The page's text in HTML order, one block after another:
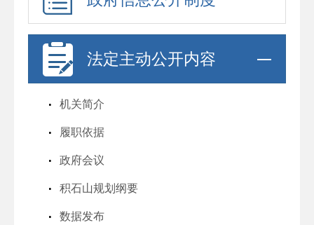
法定主动公开内容
机关简介
履职依据
政府会议
积石山规划纲要
数据发布